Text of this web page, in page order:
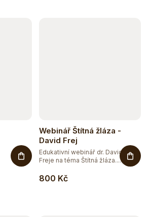
Webinář Štítná žláza -
David Frej
800 Kč
Edukativní webinář dr. Davida
Freje na téma Štítná žláza....